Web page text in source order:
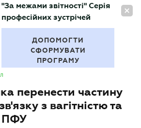
UA
"За межами звітності" Серія
професійних зустрічей
ДОПОМОГТИ
СФОРМУВАТИ
ПРОГРАМУ
перенести частину
з вагітністю та
ПФУ